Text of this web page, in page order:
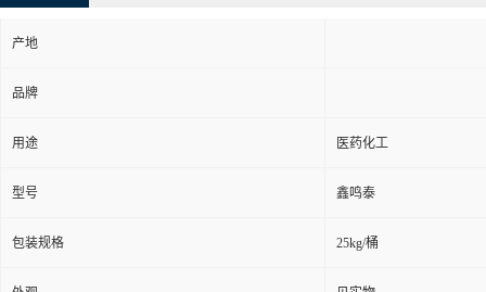
产地
品牌
用途 医药化工
型号 鑫鸣泰
包装规格 25kg/桶